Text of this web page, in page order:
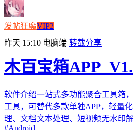
发帖狂魔VIP2
昨天 15:10 电脑端 转载分享
木百宝箱
软件介绍一站式多功能聚合工具箱
工具，可替代多款单独APP，轻量
理、文档文本处理、短视频无水印